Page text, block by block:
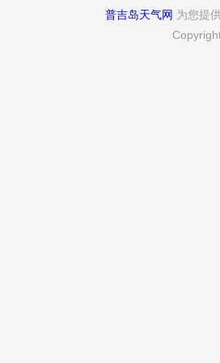
普吉岛天气网 为您提